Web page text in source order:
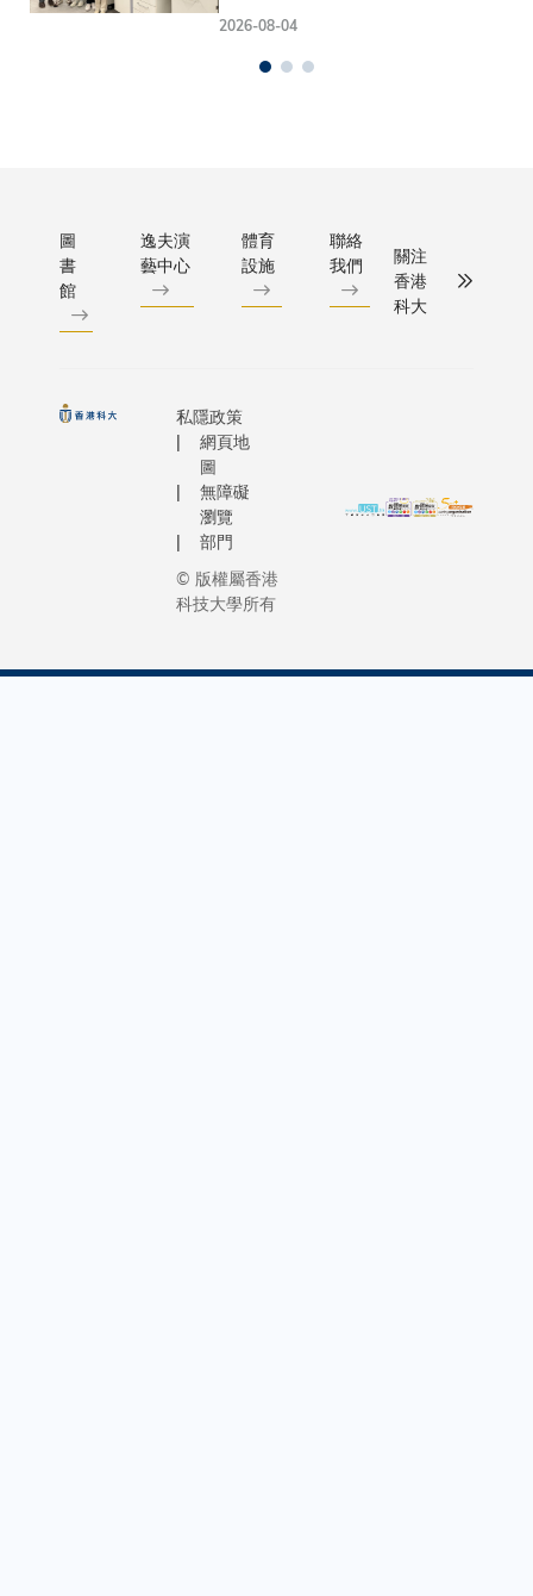
2026-08-04
圖
書
館
逸夫演
藝中心
體育
設施
聯絡
我們
關注
香港
科大
私隱政策
網頁地
圖
無障礙
瀏覽
部門
© 版權屬香港
科技大學所有